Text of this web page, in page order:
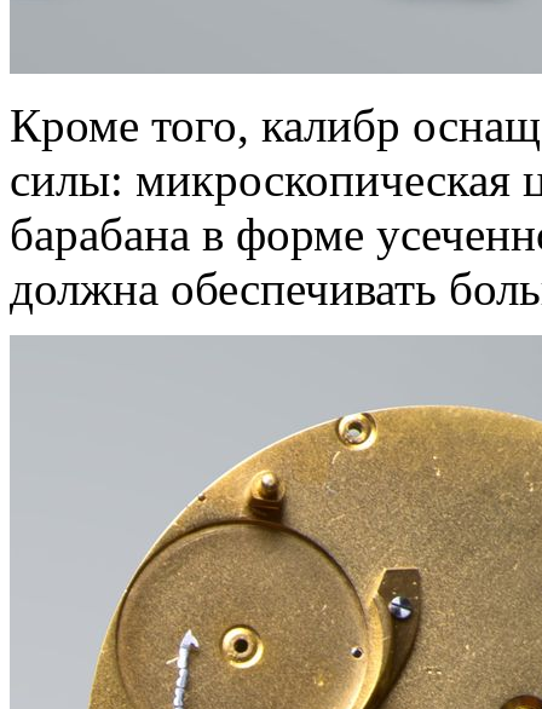
Кроме того, калибр
силы: микроскопическая
барабана в форме
должна обеспечивать